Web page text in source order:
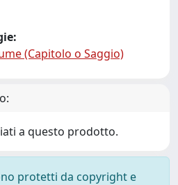
(Capitolo o Saggio)
a questo prodotto.
protetti da copyright e